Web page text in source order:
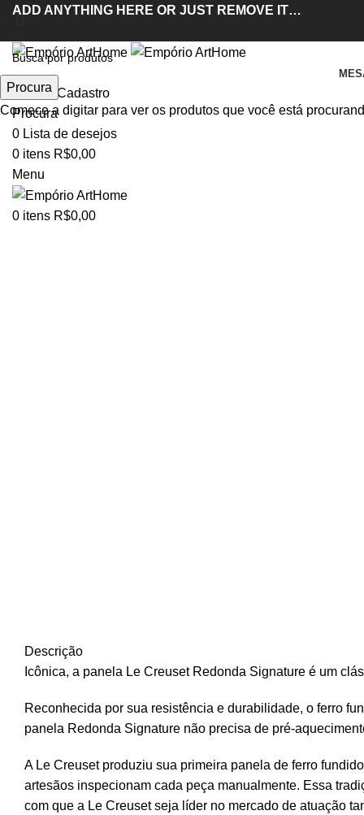
ADD ANYTHING HERE OR JUST REMOVE IT…
Entrar / Cadastro
Procura
0 Lista de desejos
0 itens R$0,00
Menu
0 itens R$0,00
Clique para ampliar
Descrição
Icônica, a panela Le Creuset Redonda Signature é um
Reconhecida por sua resistência e durabilidade, o ferro
panela Redonda Signature não precisa de pré-
A Le Creuset produziu sua primeira panela de ferro
artesãos inspecionam cada peça manualmente. Essa
com que a Le Creuset seja líder no mercado de atuação
Procura
Comece a digitar para ver os produtos que você está